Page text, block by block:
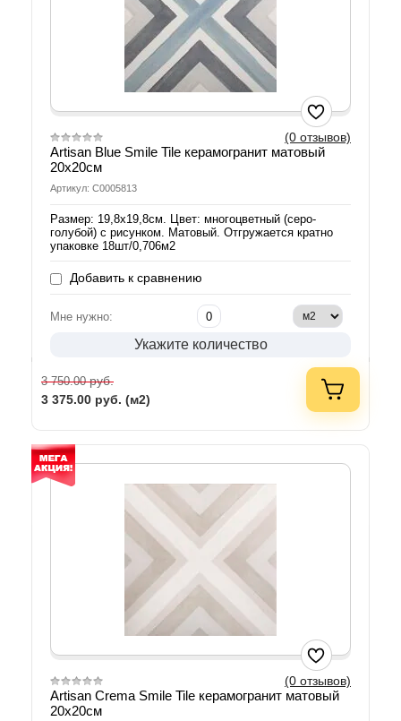
(0 отзывов)
Artisan Blue Smile Tile керамогранит матовый
20х20см
Артикул: С0005813
Размер: 19,8х19,8см. Цвет: многоцветный (серо-
голубой) с рисунком. Матовый. Отгружается кратно
упаковке 18шт/0,706м2
Добавить к сравнению
Мне нужно:
Укажите количество
3 750.00руб.
3 375.00 руб. (м2)
(0 отзывов)
Artisan Crema Smile Tile керамогранит матовый
20х20см